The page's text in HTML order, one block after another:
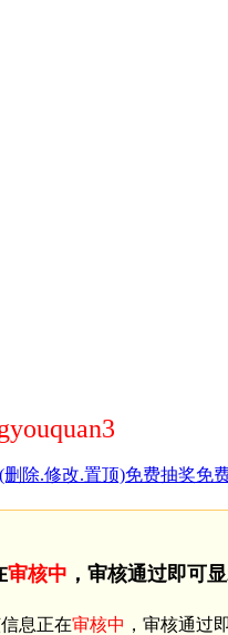
除.修改.置顶)免费抽奖免
审核中 ，审核通过即可
息正在审核中 ，审核通过